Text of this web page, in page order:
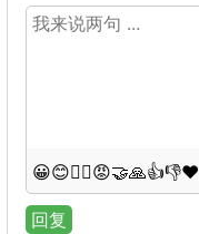
😀😊😵‍💫😡🤝🙏👍👎❤️
回复